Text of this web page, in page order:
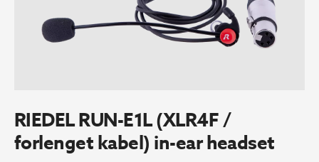
RIEDEL RUN-E1L (XLR4F /
forlenget kabel) in-ear headset